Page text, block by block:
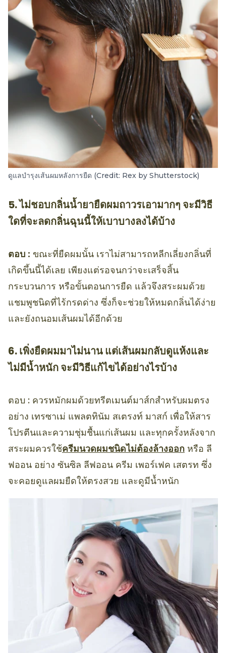
ดูแลบำรุงเส้นผมหลังการยืด (Credit: Rex by Shutterstock)
5. ไม่ชอบกลิ่นน้ำยายืดผมถาวรเอามากๆ จะมีวิธี
ใดที่จะลดกลิ่นฉุนนี้ให้เบาบางลงได้บ้าง
ตอบ : ขณะที่ยืดผมนั้น เราไม่สามารถหลีกเลี่ยงกลิ่นที่
เกิดขึ้นนี้ได้เลย เพียงแต่รอจนกว่าจะเสร็จสิ้น
กระบวนการ หรือขั้นตอนการยืด แล้วจึงสระผมด้วย
แชมพูชนิดที่ไร้กรดด่าง ซึ่งก็จะช่วยให้หมดกลิ่นได้ง่าย
และยังถนอมเส้นผมได้อีกด้วย
6. เพิ่งยืดผมมาไม่นาน แต่เส้นผมกลับดูแห้งและ
ไม่มีน้ำหนัก จะมีวิธีแก้ไขได้อย่างไรบ้าง
ตอบ : ควรหมักผมด้วยทรีตเมนต์มาส์กสำหรับผมตรง
อย่าง เทรซาเม่ แพลตทินัม สเตรงท์ มาสก์ เพื่อให้สาร
โปรตีนและความชุ่มชื้นแก่เส้นผม และทุกครั้งหลังจาก
สระผมควรใช้ครีมนวดผมชนิดไม่ต้องล้างออก หรือ ลี
ฟออน อย่าง ซันซิล ลีฟออน ครีม เพอร์เฟค เสตรท ซึ่ง
จะคอยดูแลผมยืดให้ตรงสวย และดูมีน้ำหนัก